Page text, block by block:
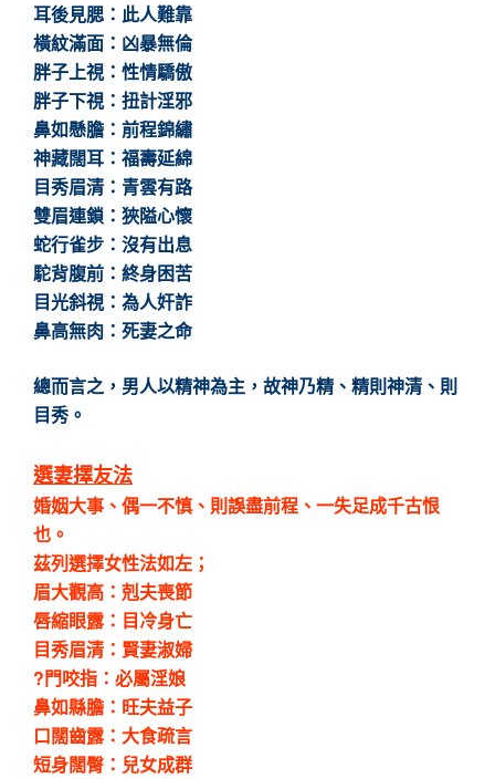
耳後見腮：此人難靠
橫紋滿面：凶暴無倫
胖子上視：性情驕傲
胖子下視：扭計淫邪
鼻如懸膽：前程錦繡
神藏闊耳：福壽延綿
目秀眉清：青雲有路
雙眉連鎖：狹隘心懷
蛇行雀步：沒有出息
駝背腹前：終身困苦
目光斜視：為人奸詐
鼻高無肉：死妻之命
總而言之，男人以精神為主，故神乃精、精則神清、則
目秀。
選妻擇友法
婚姻大事、偶一不慎、則誤盡前程、一失足成千古恨
也。
茲列選擇女性法如左；
眉大觀高：剋夫喪節
唇縮眼露：目冷身亡
目秀眉清：賢妻淑婦
?門咬指：必屬淫娘
鼻如縣膽：旺夫益子
口闊齒露：大食疏言
短身闊臀：兒女成群